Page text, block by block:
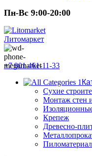
Пн-Вс 9:00-20:00
+7 901 461-11-33
Сухие
Монтаж стен
Крепеж
Древесно-